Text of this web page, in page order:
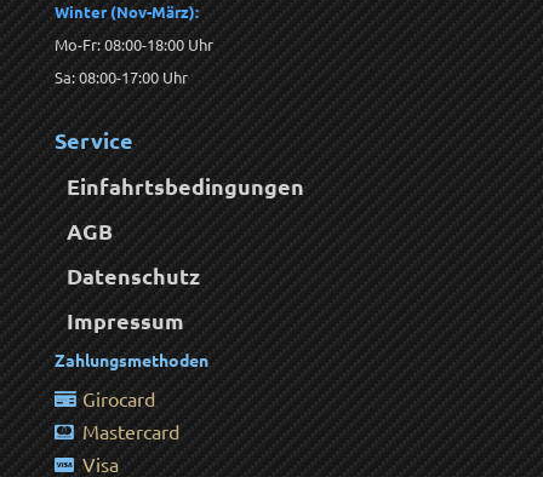
Winter (Nov-März):
Mo-Fr: 08:00-18:00 Uhr
Sa: 08:00-17:00 Uhr
Service
Einfahrtsbedingungen
AGB
Datenschutz
Impressum
Zahlungsmethoden
Girocard
Mastercard
Visa